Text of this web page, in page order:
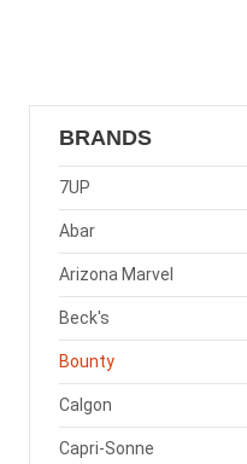
BRANDS
7UP
Abar
Arizona Marvel
Beck's
Bounty
Calgon
Capri-Sonne